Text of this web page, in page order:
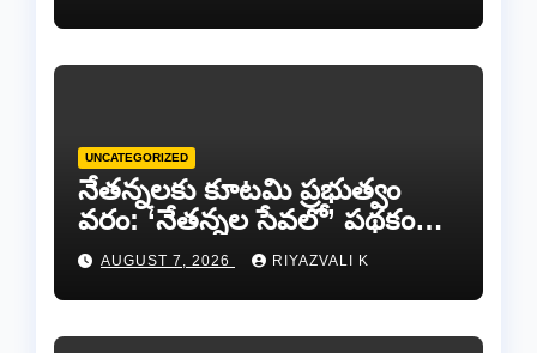
UNCATEGORIZED
​నేతన్నలకు కూటమి ప్రభుత్వం
వరం: ‘నేతన్నల సేవలో’ పథకం
ద్వారా ఏటా ₹25,000 ఆర్థిక
AUGUST 7, 2026 RIYAZVALI K